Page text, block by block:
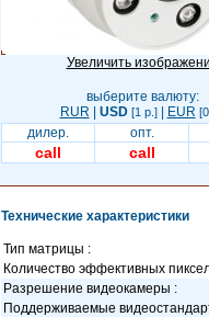
Увеличить
выберите валюту:
RUR
USD [1 р.]| EUR
дилер. опт.
call call
Технические характеристики
Тип матрицы :
Количество эффективных
Разрешение видеокамеры :
Поддерживаемые